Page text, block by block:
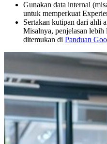
Gunakan data internal
untuk memperkuat
Sertakan kutipan dari ahli
Misalnya, penjelasan
ditemukan di Panduan